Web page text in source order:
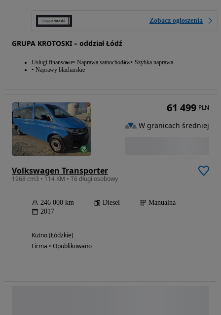
Zobacz ogłoszenia
GRUPA KROTOSKI – oddział Łódź
Usługi finansowe Naprawa samochodów Szybka naprawa
Naprawy blacharskie
Volkswagen Transporter
1968 cm3 • 114 KM • T6 długi osobowy
246 000 km Diesel
Manualna
2017
Kutno (Łódzkie)
Firma • Opublikowano
61 499 PLN
W granicach średniej